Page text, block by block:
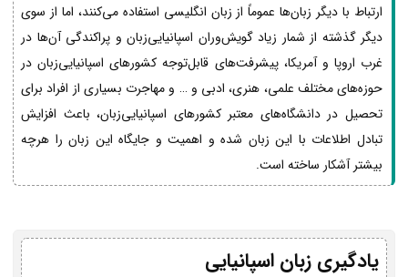
ارتباط با دیگر زبان‌ها عموماً از زبان انگلیسی استفاده می‌کنند، اما از سوی
دیگر گذشته از شمار زیاد گویش‌وران اسپانیایی‌زبان و پراکندگی آن‌ها در
غرب اروپا و آمریکا، پیشرفت‌های قابل‌توجه کشورهای اسپانیایی‌زبان در
حوزه‌های مختلف علمی، هنری، ادبی و … و مهاجرت بسیاری از افراد برای
تحصیل در دانشگاه‌های معتبر کشورهای اسپانیایی‌زبان، باعث افزایش
تبادل اطلاعات با این زبان شده و اهمیت و جایگاه این زبان را هرچه
بیشتر آشکار ساخته است.
یادگیری زبان اسپانیایی